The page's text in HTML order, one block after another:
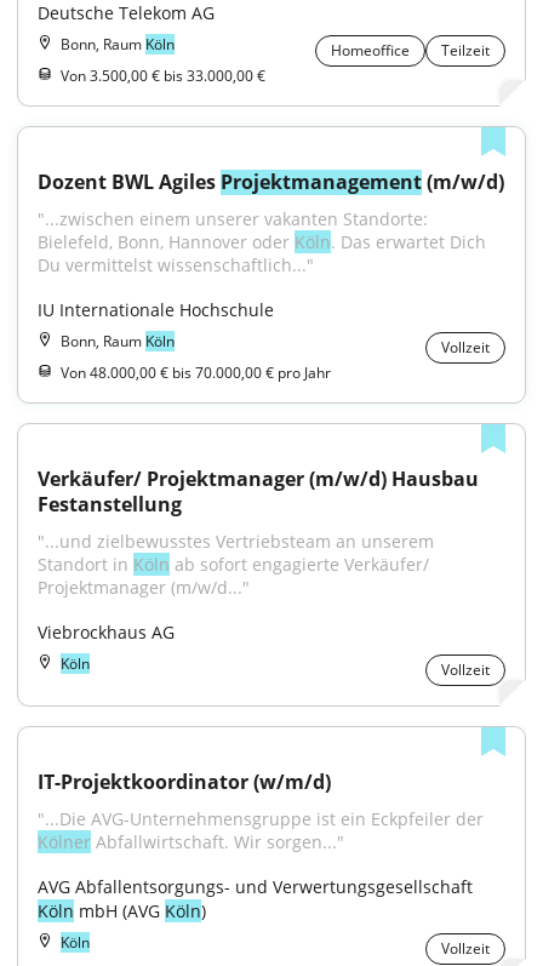
Deutsche Telekom AG
Bonn, Raum Köln Homeoffice
Teilzeit
Von 3.500,00 € bis 33.000,00 €
Dozent BWL Agiles Projektmanagement (m/w/d)
"...zwischen einem unserer vakanten Standorte:
Bielefeld, Bonn, Hannover oder Köln. Das erwartet Dich
Du vermittelst wissenschaftlich..."
IU Internationale Hochschule
Bonn, Raum Köln
Vollzeit
Von 48.000,00 € bis 70.000,00 € pro Jahr
Verkäufer/ Projektmanager (m/w/d) Hausbau
Festanstellung
"...und zielbewusstes Vertriebsteam an unserem
Standort in Köln ab sofort engagierte Verkäufer/
Projektmanager (m/w/d..."
Viebrockhaus AG
Köln Vollzeit
IT-Projektkoordinator (w/m/d)
Kölner Abfallwirtschaft. Wir sorgen..."
Köln mbH (AVG Köln)
Köln Vollzeit